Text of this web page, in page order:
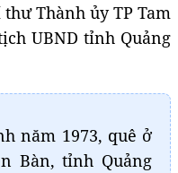
Thành ủy TP Tam
UBND tỉnh Quảng
năm 1973, quê ở
Bàn, tỉnh Quảng